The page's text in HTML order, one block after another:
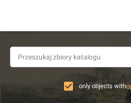
only objects with